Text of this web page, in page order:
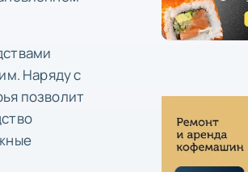
Наряду с
позволит